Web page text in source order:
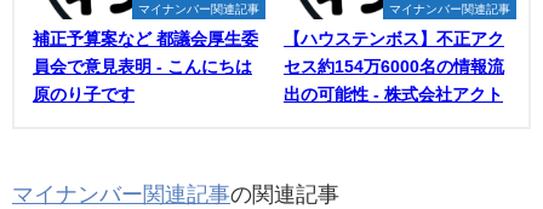
マイナンバー関連記事
補正予算案など 都議会厚生委
員会で意見表明 - こんにちは
原のり子です
マイナンバー関連記事
【ハウステンボス】不正アク
セス約154万6000名の情報流
出の可能性 - 株式会社アクト
マイナンバー関連記事の関連記事